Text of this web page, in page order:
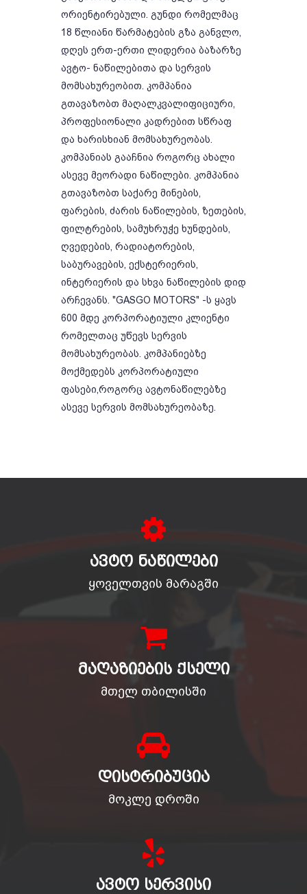
ორიენტირებული. გუნდი რომელმაც
18 წლიანი წარმატების გზა განვლო,
დღეს ერთ-ერთი ლიდერია ბაზარზე
ავტო- ნაწილებითა და სერვის
მომსახურეობით. კომპანია
გთავაზობთ მაღალკვალიფიციური,
პროფესიონალი კადრებით სწრაფ
და ხარისხიან მომსახურეობას.
კომპანიას გააჩნია როგორც ახალი
ასევე მეორადი ნაწილები. კომპანია
გთავაზობთ საქარე მინების,
ფარების, ძარის ნაწილების, ზეთების,
ფილტრების, სამუხრუჭე ხუნდების,
ღვედების, რადიატორების,
საბურავების, ექსტერიერის,
ინტერიერის და სხვა ნაწილების დიდ
არჩევანს. "GASGO MOTORS" -ს ყავს
600 მდე კორპორატიული კლიენტი
რომელთაც უწევს სერვის
მომსახურეობას. კომპანიებზე
მოქმედებს კორპორატიული
ფასები,როგორც ავტონაწილებზე
ასევე სერვის მომსახურეობაზე.
ᲐᲕᲢᲝ ᲜᲐᲬᲘᲚᲔᲑᲘ
ყოველთვის მარაგში
ᲛᲐᲦᲐᲖᲘᲔᲑᲘᲡ ᲥᲡᲔᲚᲘ
მთელ თბილისში
ᲓᲘᲡᲢᲠᲘᲑᲣᲪᲘᲐ
მოკლე დროში
ᲐᲕᲢᲝ ᲡᲔᲠᲕᲘᲡᲘ